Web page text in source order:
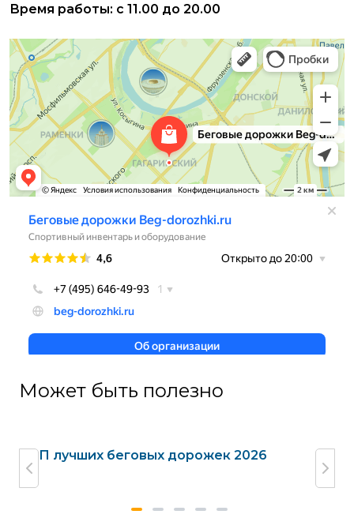
Время работы: с 11.00 до 20.00
Может быть полезно
ТОП лучших беговых дорожек 2026